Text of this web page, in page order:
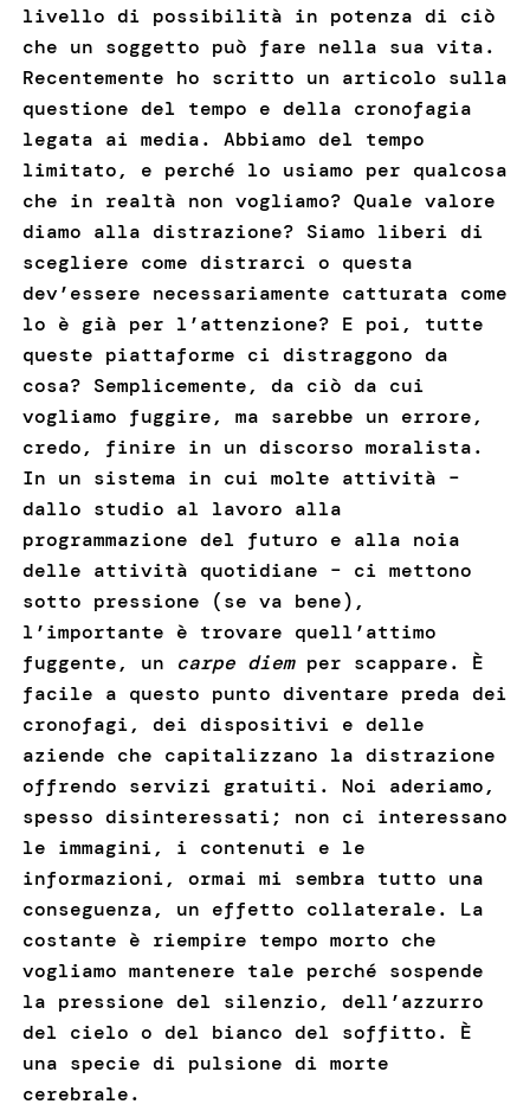
livello di possibilità in potenza di ciò
che un soggetto può fare nella sua vita.
Recentemente ho scritto un articolo sulla
questione del tempo e della cronofagia
legata ai media. Abbiamo del tempo
limitato, e perché lo usiamo per qualcosa
che in realtà non vogliamo? Quale valore
diamo alla distrazione? Siamo liberi di
scegliere come distrarci o questa
dev’essere necessariamente catturata come
lo è già per l’attenzione? E poi, tutte
queste piattaforme ci distraggono da
cosa? Semplicemente, da ciò da cui
vogliamo fuggire, ma sarebbe un errore,
credo, finire in un discorso moralista.
In un sistema in cui molte attività –
dallo studio al lavoro alla
programmazione del futuro e alla noia
delle attività quotidiane – ci mettono
sotto pressione (se va bene),
l’importante è trovare quell’attimo
fuggente, un
carpe diemper scappare. È
facile a questo punto diventare preda dei
cronofagi, dei dispositivi e delle
aziende che capitalizzano la distrazione
offrendo servizi gratuiti. Noi aderiamo,
spesso disinteressati; non ci interessano
le immagini, i contenuti e le
informazioni, ormai mi sembra tutto una
conseguenza, un effetto collaterale. La
costante è riempire tempo morto che
vogliamo mantenere tale perché sospende
la pressione del silenzio, dell’azzurro
del cielo o del bianco del soffitto. È
una specie di pulsione di morte
cerebrale.